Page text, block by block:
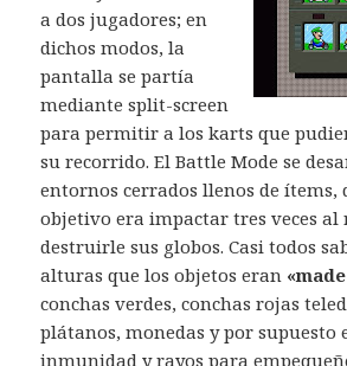
a dos jugadores; en
dichos modos, la
pantalla se partía
mediante split-screen
para permitir a los karts que
su recorrido. El Battle Mode se
entornos cerrados llenos de ítems,
objetivo era impactar tres veces
destruirle sus globos. Casi todos
alturas que los objetos eran
conchas verdes, conchas rojas
plátanos, monedas y por supuesto
inmunidad y rayos para